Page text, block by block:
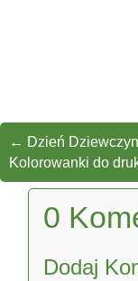
← Dzień
Kolorowanki do
0
Dodaj